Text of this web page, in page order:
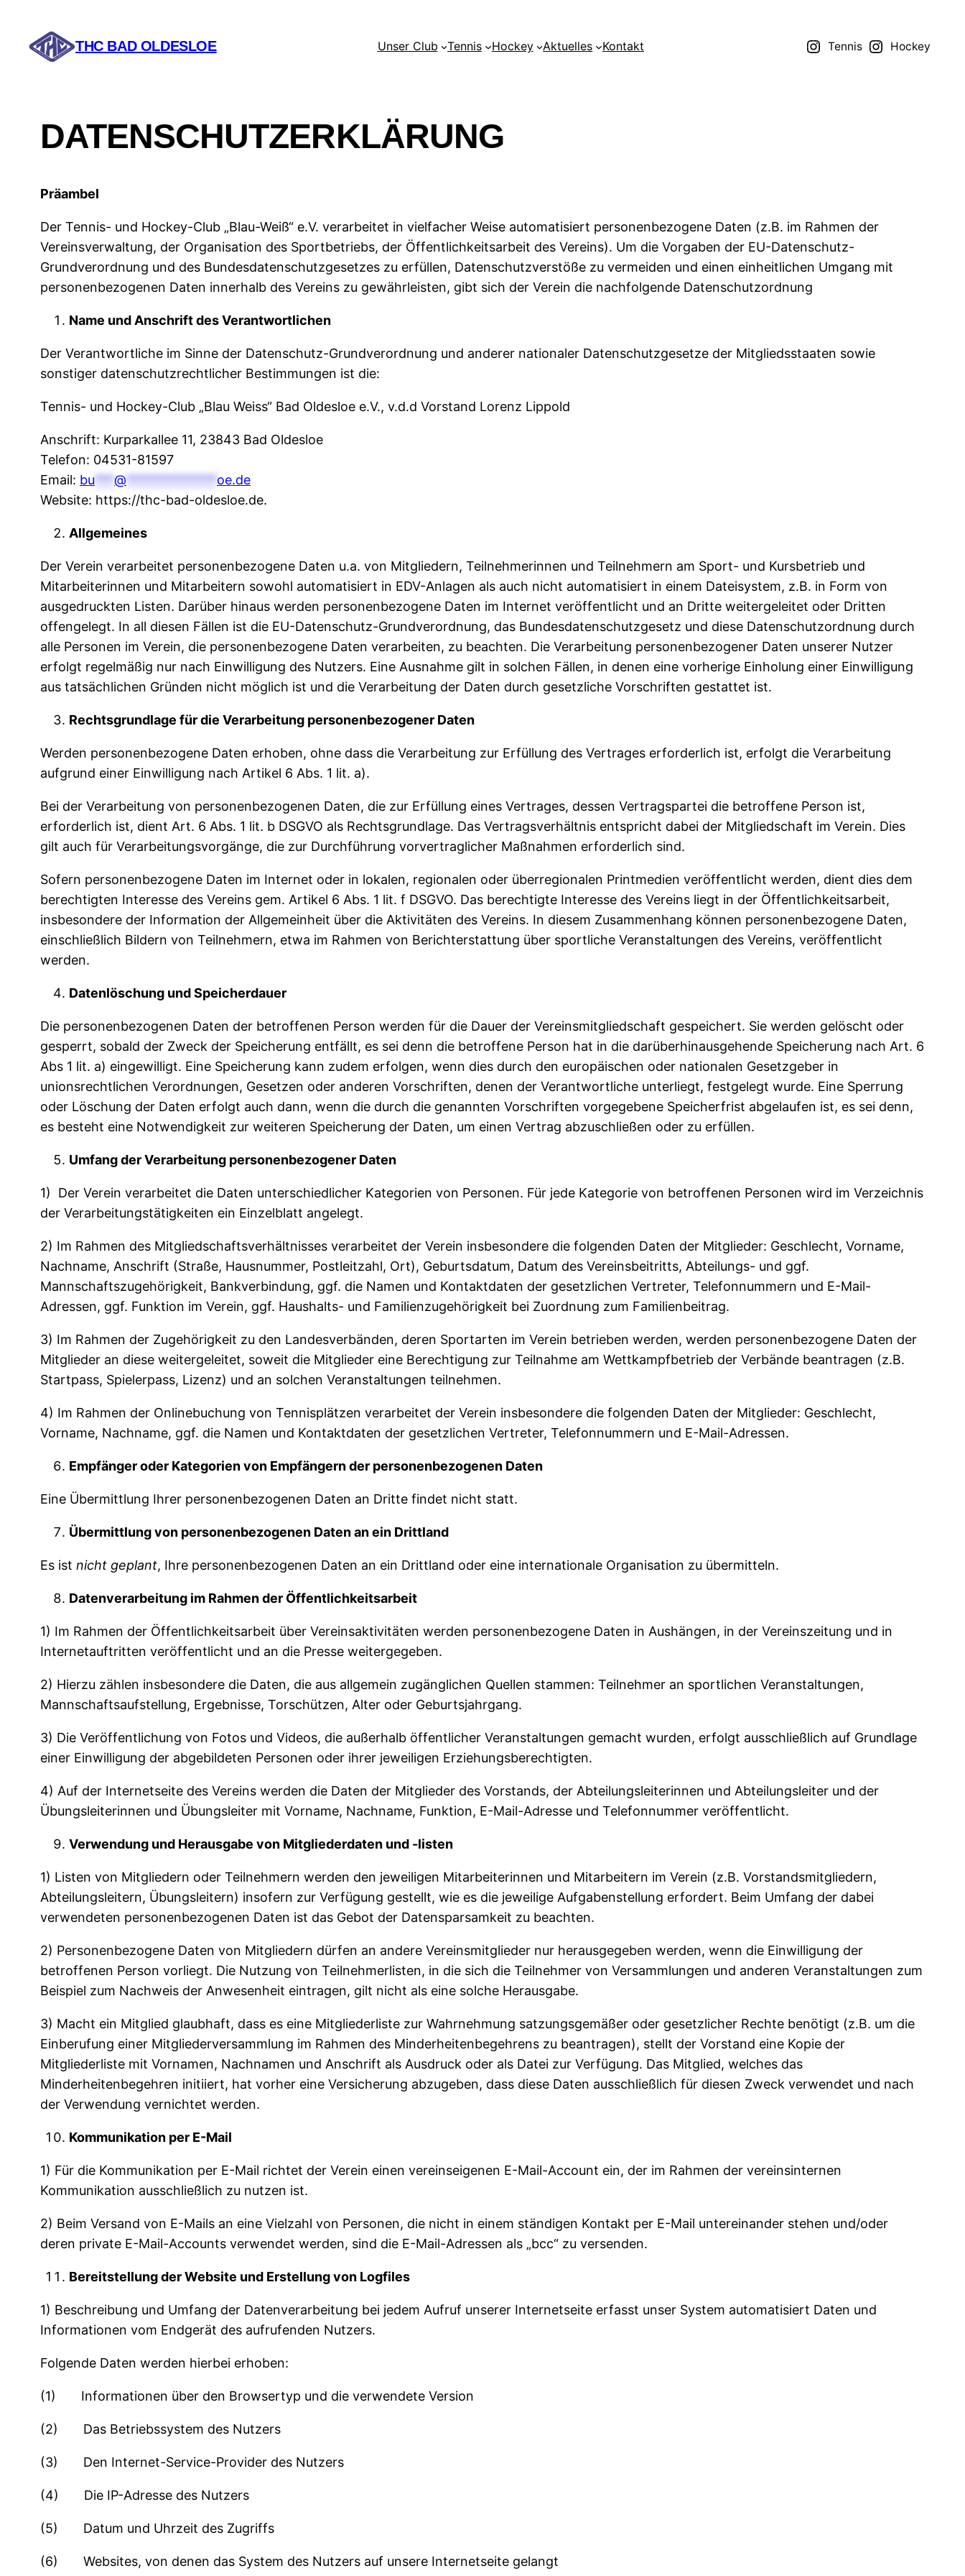
Inhalt
springen
THC BAD OLDESLOE Unser Club Tennis Hockey Aktuelles Kontakt Tennis Hockey
DATENSCHUTZERKLÄRUNG
Präambel
Der Tennis- und Hockey-Club „Blau-Weiß“ e.V. verarbeitet in vielfacher Weise automatisiert personenbezogene Daten (z.B. im Rahmen der
Vereinsverwaltung, der Organisation des Sportbetriebs, der Öffentlichkeitsarbeit des Vereins). Um die Vorgaben der EU-Datenschutz-
Grundverordnung und des Bundesdatenschutzgesetzes zu erfüllen, Datenschutzverstöße zu vermeiden und einen einheitlichen Umgang mit
personenbezogenen Daten innerhalb des Vereins zu gewährleisten, gibt sich der Verein die nachfolgende Datenschutzordnung
Name und Anschrift des Verantwortlichen
Der Verantwortliche im Sinne der Datenschutz-Grundverordnung und anderer nationaler Datenschutzgesetze der Mitgliedsstaaten sowie
sonstiger datenschutzrechtlicher Bestimmungen ist die:
Tennis- und Hockey-Club „Blau Weiss“ Bad Oldesloe e.V., v.d.d Vorstand Lorenz Lippold
Anschrift: Kurparkallee 11, 23843 Bad Oldesloe
Telefon: 04531-81597
Email: bu @
oe.de
Website: https://thc-bad-oldesloe.de.
Allgemeines
Der Verein verarbeitet personenbezogene Daten u.a. von Mitgliedern, Teilnehmerinnen und Teilnehmern am Sport- und Kursbetrieb und
Mitarbeiterinnen und Mitarbeitern sowohl automatisiert in EDV-Anlagen als auch nicht automatisiert in einem Dateisystem, z.B. in Form von
ausgedruckten Listen. Darüber hinaus werden personenbezogene Daten im Internet veröffentlicht und an Dritte weitergeleitet oder Dritten
offengelegt. In all diesen Fällen ist die EU-Datenschutz-Grundverordnung, das Bundesdatenschutzgesetz und diese Datenschutzordnung durch
alle Personen im Verein, die personenbezogene Daten verarbeiten, zu beachten. Die Verarbeitung personenbezogener Daten unserer Nutzer
erfolgt regelmäßig nur nach Einwilligung des Nutzers. Eine Ausnahme gilt in solchen Fällen, in denen eine vorherige Einholung einer Einwilligung
aus tatsächlichen Gründen nicht möglich ist und die Verarbeitung der Daten durch gesetzliche Vorschriften gestattet ist.
Rechtsgrundlage für die Verarbeitung personenbezogener Daten
Werden personenbezogene Daten erhoben, ohne dass die Verarbeitung zur Erfüllung des Vertrages erforderlich ist, erfolgt die Verarbeitung
aufgrund einer Einwilligung nach Artikel 6 Abs. 1 lit. a).
Bei der Verarbeitung von personenbezogenen Daten, die zur Erfüllung eines Vertrages, dessen Vertragspartei die betroffene Person ist,
erforderlich ist, dient Art. 6 Abs. 1 lit. b DSGVO als Rechtsgrundlage. Das Vertragsverhältnis entspricht dabei der Mitgliedschaft im Verein. Dies
gilt auch für Verarbeitungsvorgänge, die zur Durchführung vorvertraglicher Maßnahmen erforderlich sind.
Sofern personenbezogene Daten im Internet oder in lokalen, regionalen oder überregionalen Printmedien veröffentlicht werden, dient dies dem
berechtigten Interesse des Vereins gem. Artikel 6 Abs. 1 lit. f DSGVO. Das berechtigte Interesse des Vereins liegt in der Öffentlichkeitsarbeit,
insbesondere der Information der Allgemeinheit über die Aktivitäten des Vereins. In diesem Zusammenhang können personenbezogene Daten,
einschließlich Bildern von Teilnehmern, etwa im Rahmen von Berichterstattung über sportliche Veranstaltungen des Vereins, veröffentlicht
werden.
Datenlöschung und Speicherdauer
Die personenbezogenen Daten der betroffenen Person werden für die Dauer der Vereinsmitgliedschaft gespeichert. Sie werden gelöscht oder
gesperrt, sobald der Zweck der Speicherung entfällt, es sei denn die betroffene Person hat in die darüberhinausgehende Speicherung nach Art. 6
Abs 1 lit. a) eingewilligt. Eine Speicherung kann zudem erfolgen, wenn dies durch den europäischen oder nationalen Gesetzgeber in
unionsrechtlichen Verordnungen, Gesetzen oder anderen Vorschriften, denen der Verantwortliche unterliegt, festgelegt wurde. Eine Sperrung
oder Löschung der Daten erfolgt auch dann, wenn die durch die genannten Vorschriften vorgegebene Speicherfrist abgelaufen ist, es sei denn,
es besteht eine Notwendigkeit zur weiteren Speicherung der Daten, um einen Vertrag abzuschließen oder zu erfüllen.
Umfang der Verarbeitung personenbezogener Daten
1) Der Verein verarbeitet die Daten unterschiedlicher Kategorien von Personen. Für jede Kategorie von betroffenen Personen wird im Verzeichnis
der Verarbeitungstätigkeiten ein Einzelblatt angelegt.
2) Im Rahmen des Mitgliedschaftsverhältnisses verarbeitet der Verein insbesondere die folgenden Daten der Mitglieder: Geschlecht, Vorname,
Nachname, Anschrift (Straße, Hausnummer, Postleitzahl, Ort), Geburtsdatum, Datum des Vereinsbeitritts, Abteilungs- und ggf.
Mannschaftszugehörigkeit, Bankverbindung, ggf. die Namen und Kontaktdaten der gesetzlichen Vertreter, Telefonnummern und E-Mail-
Adressen, ggf. Funktion im Verein, ggf. Haushalts- und Familienzugehörigkeit bei Zuordnung zum Familienbeitrag.
3) Im Rahmen der Zugehörigkeit zu den Landesverbänden, deren Sportarten im Verein betrieben werden, werden personenbezogene Daten der
Mitglieder an diese weitergeleitet, soweit die Mitglieder eine Berechtigung zur Teilnahme am Wettkampfbetrieb der Verbände beantragen (z.B.
Startpass, Spielerpass, Lizenz) und an solchen Veranstaltungen teilnehmen.
4) Im Rahmen der Onlinebuchung von Tennisplätzen verarbeitet der Verein insbesondere die folgenden Daten der Mitglieder: Geschlecht,
Vorname, Nachname, ggf. die Namen und Kontaktdaten der gesetzlichen Vertreter, Telefonnummern und E-Mail-Adressen.
Empfänger oder Kategorien von Empfängern der personenbezogenen Daten
Eine Übermittlung Ihrer personenbezogenen Daten an Dritte findet nicht statt.
Übermittlung von personenbezogenen Daten an ein Drittland
Es ist nicht geplant, Ihre personenbezogenen Daten an ein Drittland oder eine internationale Organisation zu übermitteln.
Datenverarbeitung im Rahmen der Öffentlichkeitsarbeit
1) Im Rahmen der Öffentlichkeitsarbeit über Vereinsaktivitäten werden personenbezogene Daten in Aushängen, in der Vereinszeitung und in
Internetauftritten veröffentlicht und an die Presse weitergegeben.
2) Hierzu zählen insbesondere die Daten, die aus allgemein zugänglichen Quellen stammen: Teilnehmer an sportlichen Veranstaltungen,
Mannschaftsaufstellung, Ergebnisse, Torschützen, Alter oder Geburtsjahrgang.
3) Die Veröffentlichung von Fotos und Videos, die außerhalb öffentlicher Veranstaltungen gemacht wurden, erfolgt ausschließlich auf Grundlage
einer Einwilligung der abgebildeten Personen oder ihrer jeweiligen Erziehungsberechtigten.
4) Auf der Internetseite des Vereins werden die Daten der Mitglieder des Vorstands, der Abteilungsleiterinnen und Abteilungsleiter und der
Übungsleiterinnen und Übungsleiter mit Vorname, Nachname, Funktion, E-Mail-Adresse und Telefonnummer veröffentlicht.
Verwendung und Herausgabe von Mitgliederdaten und -listen
1) Listen von Mitgliedern oder Teilnehmern werden den jeweiligen Mitarbeiterinnen und Mitarbeitern im Verein (z.B. Vorstandsmitgliedern,
Abteilungsleitern, Übungsleitern) insofern zur Verfügung gestellt, wie es die jeweilige Aufgabenstellung erfordert. Beim Umfang der dabei
verwendeten personenbezogenen Daten ist das Gebot der Datensparsamkeit zu beachten.
2) Personenbezogene Daten von Mitgliedern dürfen an andere Vereinsmitglieder nur herausgegeben werden, wenn die Einwilligung der
betroffenen Person vorliegt. Die Nutzung von Teilnehmerlisten, in die sich die Teilnehmer von Versammlungen und anderen Veranstaltungen zum
Beispiel zum Nachweis der Anwesenheit eintragen, gilt nicht als eine solche Herausgabe.
3) Macht ein Mitglied glaubhaft, dass es eine Mitgliederliste zur Wahrnehmung satzungsgemäßer oder gesetzlicher Rechte benötigt (z.B. um die
Einberufung einer Mitgliederversammlung im Rahmen des Minderheitenbegehrens zu beantragen), stellt der Vorstand eine Kopie der
Mitgliederliste mit Vornamen, Nachnamen und Anschrift als Ausdruck oder als Datei zur Verfügung. Das Mitglied, welches das
Minderheitenbegehren initiiert, hat vorher eine Versicherung abzugeben, dass diese Daten ausschließlich für diesen Zweck verwendet und nach
der Verwendung vernichtet werden.
Kommunikation per E-Mail
1) Für die Kommunikation per E-Mail richtet der Verein einen vereinseigenen E-Mail-Account ein, der im Rahmen der vereinsinternen
Kommunikation ausschließlich zu nutzen ist.
2) Beim Versand von E-Mails an eine Vielzahl von Personen, die nicht in einem ständigen Kontakt per E-Mail untereinander stehen und/oder
deren private E-Mail-Accounts verwendet werden, sind die E-Mail-Adressen als „bcc“ zu versenden.
Bereitstellung der Website und Erstellung von Logfiles
1) Beschreibung und Umfang der Datenverarbeitung bei jedem Aufruf unserer Internetseite erfasst unser System automatisiert Daten und
Informationen vom Endgerät des aufrufenden Nutzers.
Folgende Daten werden hierbei erhoben:
(1) Informationen über den Browsertyp und die verwendete Version
(2) Das Betriebssystem des Nutzers
(3) Den Internet-Service-Provider des Nutzers
(4) Die IP-Adresse des Nutzers
(5) Datum und Uhrzeit des Zugriffs
(6) Websites, von denen das System des Nutzers auf unsere Internetseite gelangt